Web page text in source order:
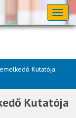
Kutatója
Kutatója